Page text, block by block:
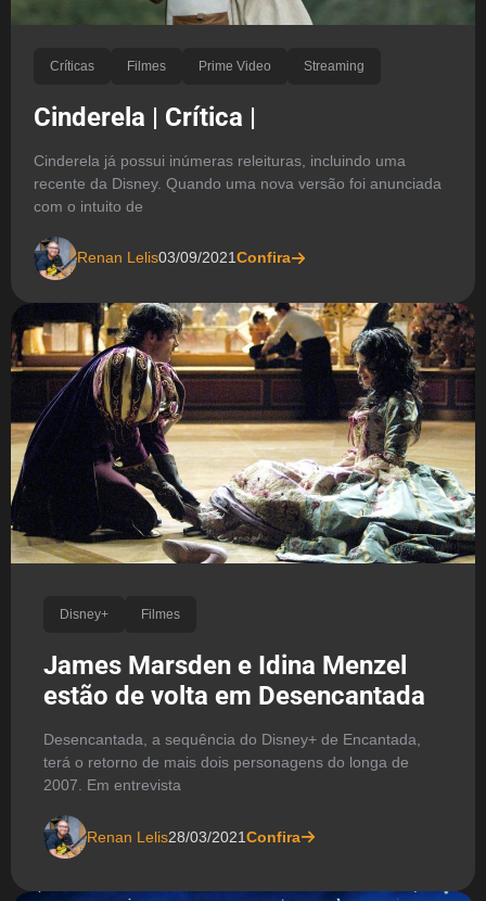
Críticas Filmes Prime Video Streaming
Cinderela | Crítica |
Cinderela já possui inúmeras releituras, incluindo uma
recente da Disney. Quando uma nova versão foi anunciada
com o intuito de
Renan Lelis03/09/2021Confira
Disney+ Filmes
James Marsden e Idina Menzel
estão de volta em Desencantada
Desencantada, a sequência do Disney+ de Encantada,
terá o retorno de mais dois personagens do longa de
2007. Em entrevista
Renan Lelis28/03/2021Confira